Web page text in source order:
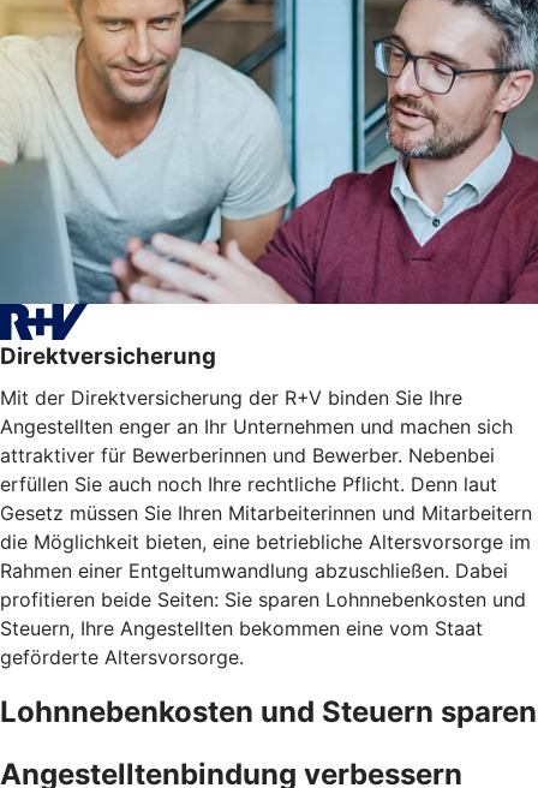
Direktversicherung
Mit der Direktversicherung der R+V binden Sie Ihre
Angestellten enger an Ihr Unternehmen und machen sich
attraktiver für Bewerberinnen und Bewerber. Nebenbei
erfüllen Sie auch noch Ihre rechtliche Pflicht. Denn laut
Gesetz müssen Sie Ihren Mitarbeiterinnen und Mitarbeitern
die Möglichkeit bieten, eine betriebliche Altersvorsorge im
Rahmen einer Entgeltumwandlung abzuschließen. Dabei
profitieren beide Seiten: Sie sparen Lohnnebenkosten und
Steuern, Ihre Angestellten bekommen eine vom Staat
geförderte Altersvorsorge.
Lohnnebenkosten und Steuern sparen
Angestelltenbindung verbessern